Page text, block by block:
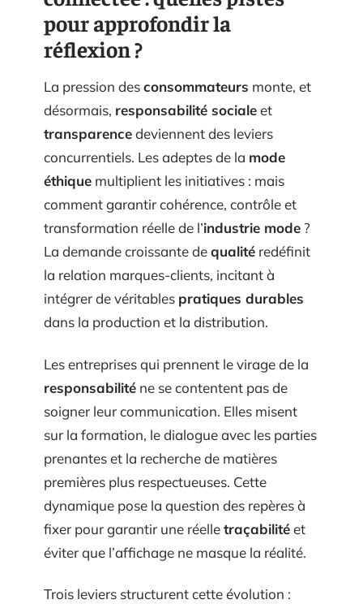
pour approfondir la
réflexion ?
La pression desconsommateurs monte, et
désormais, responsabilité socialeet
transparencedeviennent des leviers
concurrentiels. Les adeptes de la mode
éthique multiplient les initiatives : mais
comment garantir cohérence, contrôle et
transformation réelle de l’industrie mode ?
La demande croissante dequalité redéfinit
la relation marques-clients, incitant à
intégrer de véritables pratiques durables
dans la production et la distribution.
Les entreprises qui prennent le virage de la
responsabilité ne se contentent pas de
soigner leur communication. Elles misent
sur la formation, le dialogue avec les parties
prenantes et la recherche de matières
premières plus respectueuses. Cette
dynamique pose la question des repères à
fixer pour garantir une réelletraçabilitéet
éviter que l’affichage ne masque la réalité.
Trois leviers structurent cette évolution :